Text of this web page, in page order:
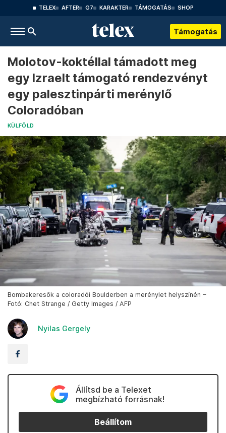
TELEX AFTER G7 KARAKTER TÁMOGATÁS SHOP
Támogatás
Molotov-koktéllal támadott meg
egy Izraelt támogató rendezvényt
egy palesztinpárti merénylő
Coloradóban
KÜLFÖLD
Bombakeresők a coloradói Boulderben a merénylet helyszínén –
Fotó: Chet Strange / Getty Images / AFP
Nyilas Gergely
Állítsd be a Telexet
megbízható forrásnak!
Beállítom